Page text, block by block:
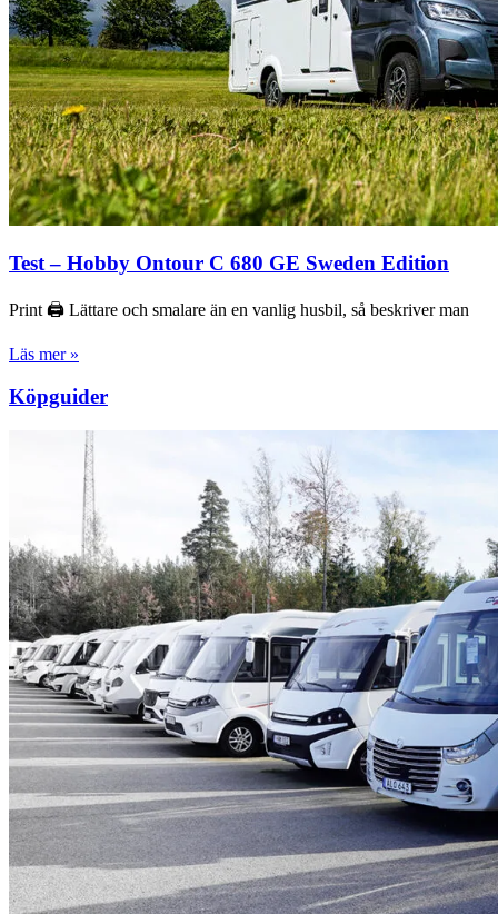
Test – Hobby Ontour C 680 GE Sweden Edition
Print 🖨 Lättare och smalare än en vanlig husbil, så beskriver man
Läs mer »
Köpguider